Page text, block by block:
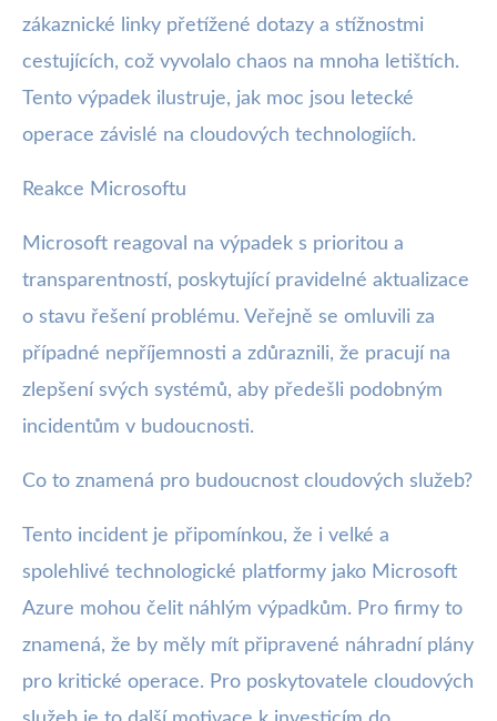
zákaznické linky přetížené dotazy a stížnostmi
cestujících, což vyvolalo chaos na mnoha letištích.
Tento výpadek ilustruje, jak moc jsou letecké
operace závislé na cloudových technologiích.
Reakce Microsoftu
Microsoft reagoval na výpadek s prioritou a
transparentností, poskytující pravidelné aktualizace
o stavu řešení problému. Veřejně se omluvili za
případné nepříjemnosti a zdůraznili, že pracují na
zlepšení svých systémů, aby předešli podobným
incidentům v budoucnosti.
Co to znamená pro budoucnost cloudových služeb?
Tento incident je připomínkou, že i velké a
spolehlivé technologické platformy jako Microsoft
Azure mohou čelit náhlým výpadkům. Pro firmy to
znamená, že by měly mít připravené náhradní plány
pro kritické operace. Pro poskytovatele cloudových